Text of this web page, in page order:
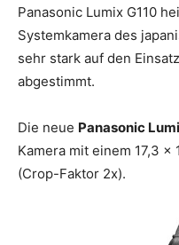
Panasonic Lumix G110
Systemkamera des
sehr stark auf den
abgestimmt.
Die neue Panasonic
Kamera mit einem 17,3
(Crop-Faktor 2x).